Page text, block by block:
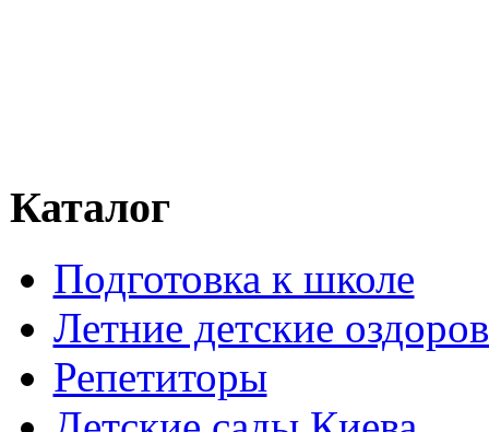
Каталог
Подготовка к школе
Летние детские
Репетиторы